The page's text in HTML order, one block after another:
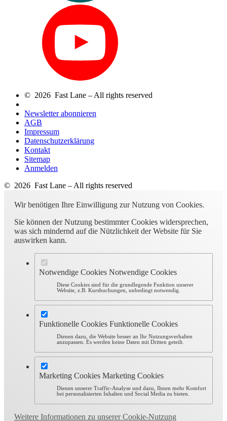
© 2026 Fast Lane – All rights reserved
Newsletter abonnieren
AGB
Impressum
Datenschutzerklärung
Kontakt
Sitemap
Anmelden
© 2026 Fast Lane – All rights reserved
Wir benötigen Ihre Einwilligung zur Nutzung von Cookies.
Sie können der Nutzung bestimmter Cookies widersprechen,
was sich mindernd auf die Nützlichkeit der Website für Sie
auswirken kann.
Notwendige Cookies Notwendige Cookies
Diese Cookies sind für die grundlegende Funktion unserer
Website, z.B. Kursbuchungen, unbedingt notwendig.
Funktionelle Cookies Funktionelle Cookies
Dienen dazu, die Website besser an Ihr Nutzungsverhalten
anzupassen. Es werden keine Daten mit Dritten geteilt.
Marketing Cookies Marketing Cookies
Dienen unserer Traffic-Analyse und dazu, Ihnen mehr Komfort
bei personalisierten Inhalten und Social Media zu bieten.
Weitere Informationen zu unserer Cookie-Nutzung